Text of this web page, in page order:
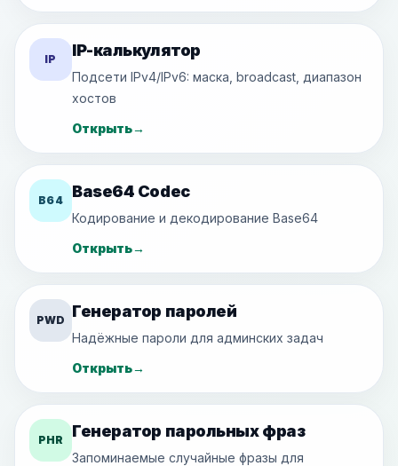
IP IP-калькулятор
Подсети IPv4/IPv6: маска, broadcast, диапазон
хостов
Открыть→
B64 Base64 Codec
Кодирование и декодирование Base64
Открыть→
PWD Генератор паролей
Надёжные пароли для админских задач
Открыть→
PHR Генератор парольных фраз
Запоминаемые случайные фразы для